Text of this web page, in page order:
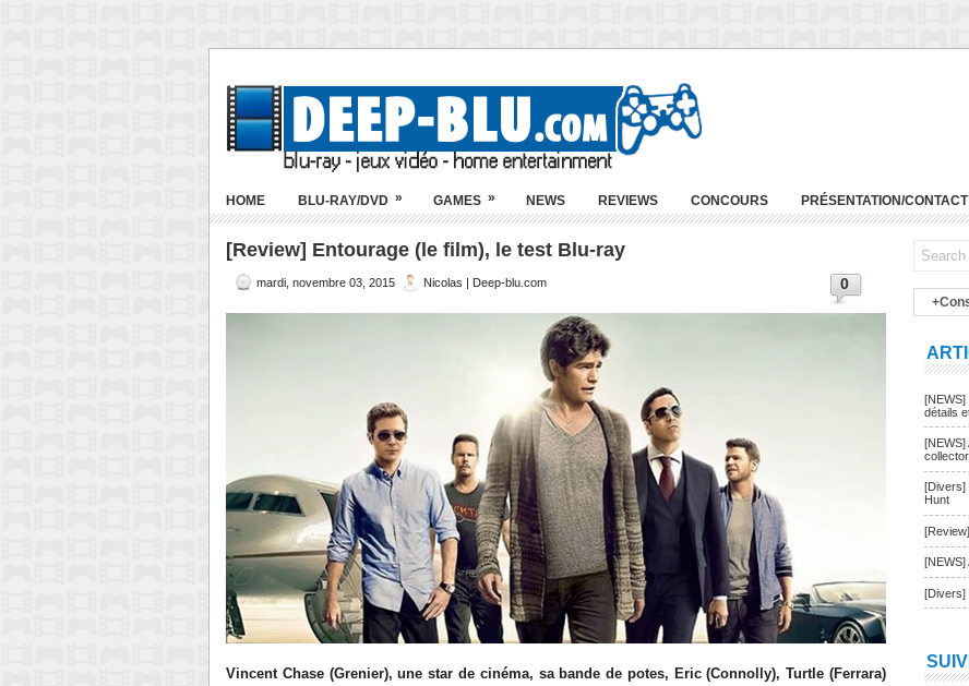
HOME BLU-RAY/DVD » GAMES » NEWS REVIEWS CONCOURS PRÉSENTATION/CONTACT
[Review] Entourage (le film), le test Blu-ray
mardi, novembre 03, 2015 Nicolas | Deep-blu.com 0
Vincent Chase (Grenier), une star de cinéma, sa bande de potes, Eric (Connolly), Turtle (Ferrara)
[NEWS]
détails
[Divers]
Hunt
[NEWS]
[Divers]